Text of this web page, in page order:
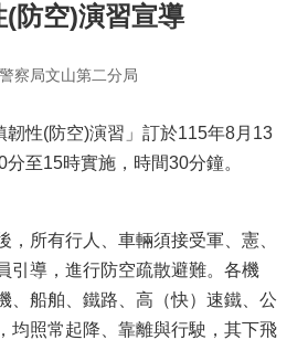
防空)演習宣導
察局文山第二分局
韌性(防空)演習」訂於115年8月13
至15時實施，時間30分鐘。
，所有行人、車輛須接受軍、憲、
引導，進行防空疏散避難。各機
、船舶、鐵路、高（快）速鐵、公
均照常起降、靠離與行駛，其下飛